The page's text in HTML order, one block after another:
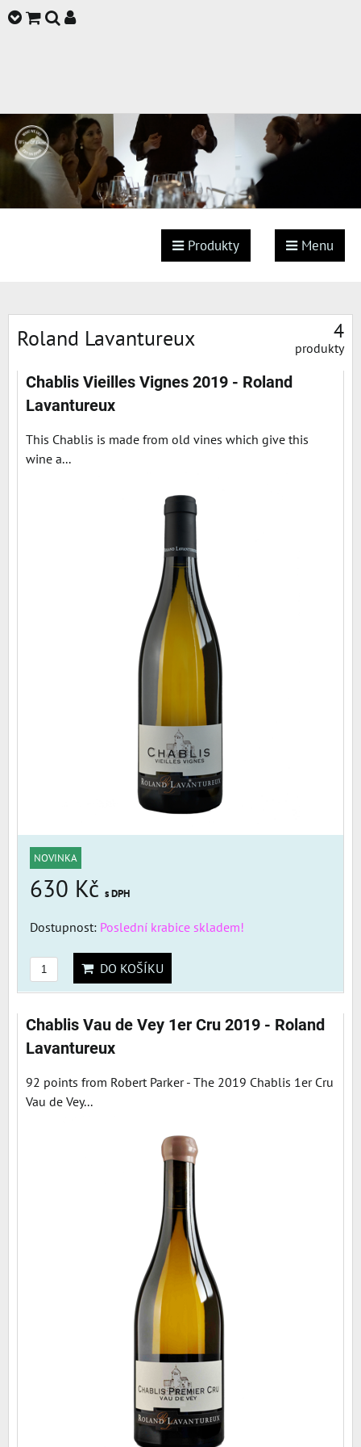
Produkty Menu
Roland Lavantureux 4
produkty
Chablis Vieilles Vignes 2019 - Roland
Lavantureux
This Chablis is made from old vines which give this
wine a...
NOVINKA
630 Kč s DPH
Dostupnost: Poslední krabice skladem!
DO KOŠÍKU
Chablis Vau de Vey 1er Cru 2019 - Roland
Lavantureux
92 points from Robert Parker - The 2019 Chablis 1er Cru
Vau de Vey...